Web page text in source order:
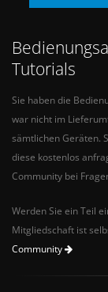
Tutorials
Sie haben die
war nicht im
sämtlichen Geräten.
diese kostenlos
Community bei
Werden Sie ein Teil
Mitgliedschaft ist
Community